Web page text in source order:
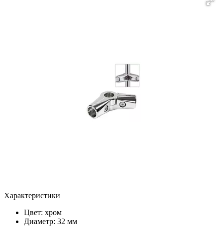
Характеристики
Цвет: хром
Диаметр: 32 мм